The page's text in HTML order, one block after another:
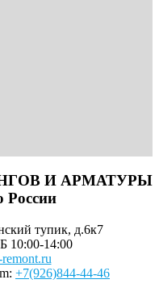
И АРМАТУРЫ
России
тупик, д.6к7
10:00-14:00
+7(926)844-44-46